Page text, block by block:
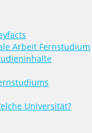
Arbeit Fernstudium
Universität?